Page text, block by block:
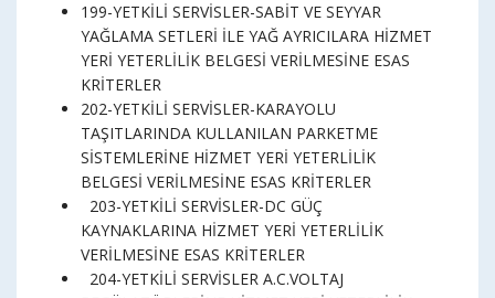
199-YETKİLİ SERVİSLER-SABİT VE SEYYAR
YAĞLAMA SETLERİ İLE YAĞ AYRICILARA HİZMET
YERİ YETERLİLİK BELGESİ VERİLMESİNE ESAS
KRİTERLER
202-YETKİLİ SERVİSLER-KARAYOLU
TAŞITLARINDA KULLANILAN PARKETME
SİSTEMLERİNE HİZMET YERİ YETERLİLİK
BELGESİ VERİLMESİNE ESAS KRİTERLER
203-YETKİLİ SERVİSLER-DC GÜÇ
KAYNAKLARINA HİZMET YERİ YETERLİLİK
VERİLMESİNE ESAS KRİTERLER
204-YETKİLİ SERVİSLER A.C.VOLTAJ